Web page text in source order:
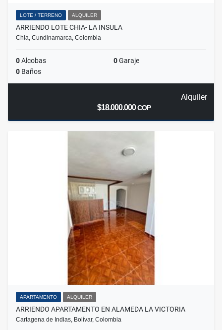
LOTE / TERRENO ALQUILER
ARRIENDO LOTE CHIA- LA INSULA
Chia, Cundinamarca, Colombia
0Alcobas 0Garaje
0 Baños
Alquiler
$18.000.000COP
APARTAMENTO ALQUILER
ARRIENDO APARTAMENTO EN ALAMEDA LA VICTORIA
Cartagena de Indias, Bolívar, Colombia